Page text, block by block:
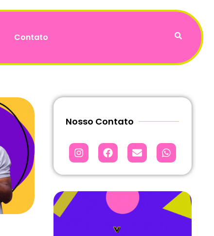
Contato
Nosso Contato